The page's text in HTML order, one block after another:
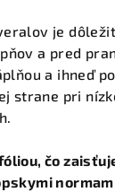
je
a pred
a ihneď
strane pri
čo